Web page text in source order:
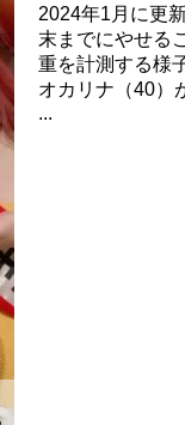
2024年1月に更
末までにやせる
重を計測する様
オカリナ（40）
...